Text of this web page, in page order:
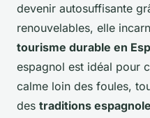
devenir autosuffisante
renouvelables, elle
tourisme durable en
espagnol est idéal pour
calme loin des foules,
des traditions